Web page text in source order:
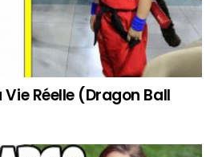
Réelle (Dragon Ball